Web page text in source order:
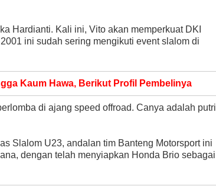
Hardianti. Kali ini, Vito akan memperkuat DKI
ini sudah sering mengikuti event slalom di
Kaum Hawa, Berikut Profil Pembelinya
di ajang speed offroad. Canya adalah putri
Slalom U23, andalan tim Banteng Motorsport ini
dengan telah menyiapkan Honda Brio sebagai